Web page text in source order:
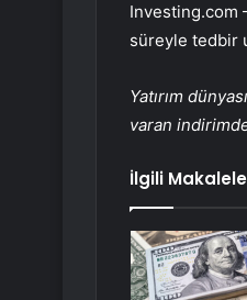
Investing.com
süreyle tedbir
Yatırım
varan
İlgili